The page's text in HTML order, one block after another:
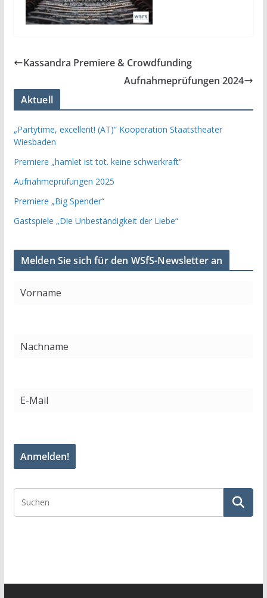
Kassandra Premiere & Crowdfunding
Aufnahmeprüfungen 2024
Aktuell
„Partytime, excellent! (AT)“ Kooperation Staatstheater
Wiesbaden
Premiere „hamlet ist tot. keine schwerkraft“
Aufnahmeprüfungen 2025
Premiere „Big Spender“
Gastspiele „Die Unbeständigkeit der Liebe“
Melden Sie sich für den WSfS-Newsletter an